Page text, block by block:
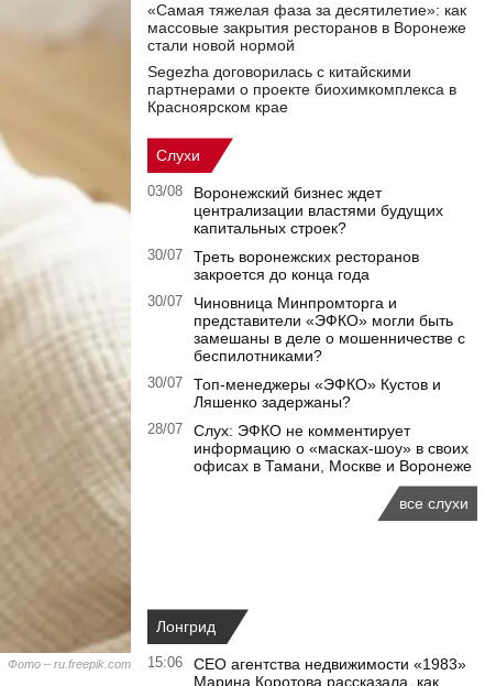
Фото – ru.freepik.com
«Самая тяжелая фаза за десятилетие»: как
массовые закрытия ресторанов в Воронеже
стали новой нормой
Segezha договорилась с китайскими
партнерами о проекте биохимкомплекса в
Красноярском крае
Слухи
03/08
Воронежский бизнес ждет
централизации властями будущих
капитальных строек?
30/07
Треть воронежских ресторанов
закроется до конца года
30/07
Чиновница Минпромторга и
представители «ЭФКО» могли быть
замешаны в деле о мошенничестве с
беспилотниками?
30/07
Топ-менеджеры «ЭФКО» Кустов и
Ляшенко задержаны?
28/07
Слух: ЭФКО не комментирует
информацию о «масках-шоу» в своих
офисах в Тамани, Москве и Воронеже
все слухи
Лонгрид
15:06
CEO агентства недвижимости «1983»
Марина Коротова рассказала, как